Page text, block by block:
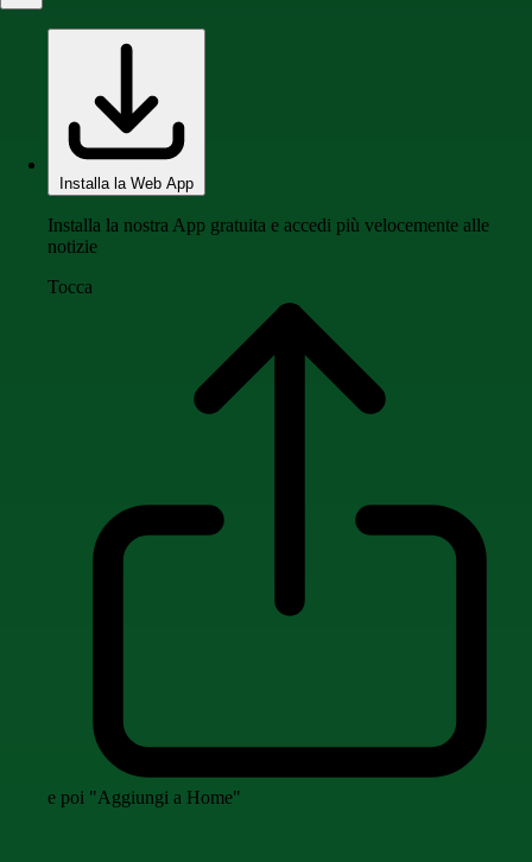
Installa la Web App
Installa la nostra App gratuita e accedi più velocemente alle
notizie
Tocca
e poi "Aggiungi a Home"